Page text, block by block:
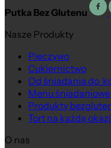
Putka Bez Glutenu
Nasze Produkty
Pieczywo
Cukiernictwo
Od śniadania do
Menu śniadaniowe
Produkty
Tort na każdą
O nas